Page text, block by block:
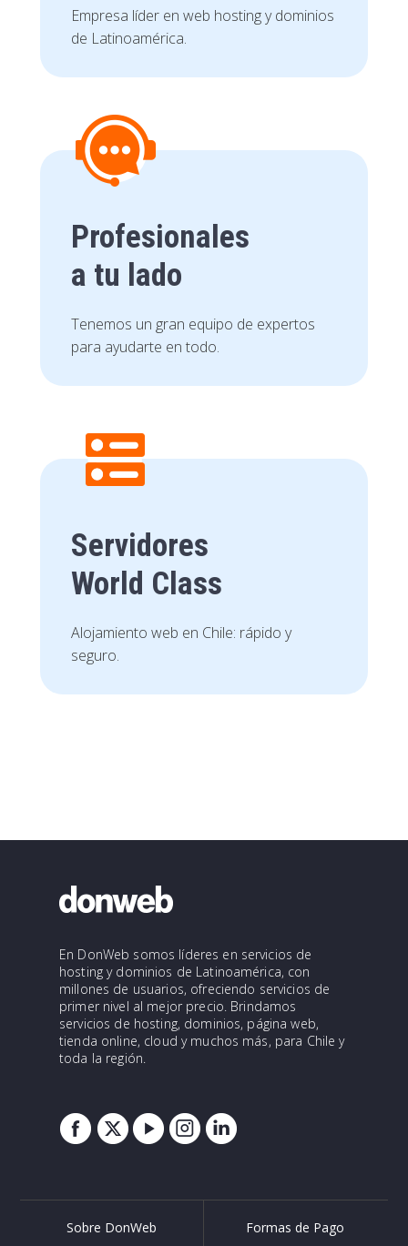
Empresa líder en web hosting y dominios
de Latinoamérica.
Profesionales
a tu lado
Tenemos un gran equipo de expertos
para ayudarte en todo.
Servidores
World Class
Alojamiento web en Chile: rápido y
seguro.
En DonWeb somos líderes en servicios de
hosting y dominios de Latinoamérica, con
millones de usuarios, ofreciendo servicios de
primer nivel al mejor precio. Brindamos
servicios de hosting, dominios, página web,
tienda online, cloud y muchos más, para Chile y
toda la región.
Sobre DonWeb Formas de Pago